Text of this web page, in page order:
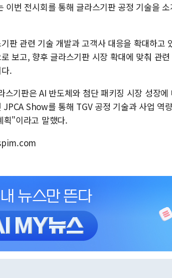
이번 전시회를 통해 글라스기판 공정 기술을
판 관련 기술 개발과 고객사 대응을 확대하고
보고, 향후 글라스기판 시장 확대에 맞춰 관
.
스기판은 AI 반도체와 첨단 패키징 시장 성장
Show를 통해 TGV 공정 기술과 사업 역
획"이라고 말했다.